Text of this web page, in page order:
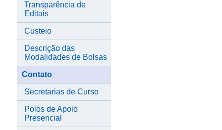
Transparência de
Editais
Custeio
Descrição das
Modalidades de Bolsas
Contato
Secretarias de Curso
Polos de Apoio
Presencial